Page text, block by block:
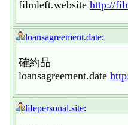
filmleft.website http://
loansagreement.date:
確約品
loansagreement.date
lifepersonal.site: